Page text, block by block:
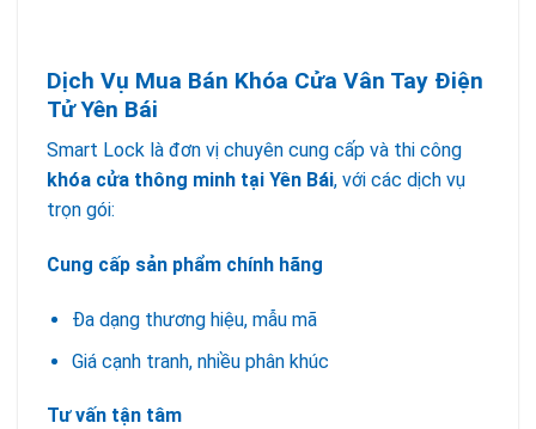
Dịch Vụ Mua Bán Khóa Cửa Vân Tay Điện
Tử Yên Bái
Smart Lock là đơn vị chuyên cung cấp và thi công
khóa cửa thông minh tại Yên Bái, với các dịch vụ
trọn gói:
Cung cấp sản phẩm chính hãng
Đa dạng thương hiệu, mẫu mã
Giá cạnh tranh, nhiều phân khúc
Tư vấn tận tâm